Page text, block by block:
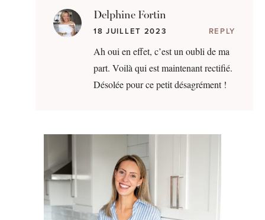
Delphine Fortin
18 JUILLET 2023 REPLY
Ah oui en effet, c’est un oubli de ma
part. Voilà qui est maintenant rectifié.
Désolée pour ce petit désagrément !